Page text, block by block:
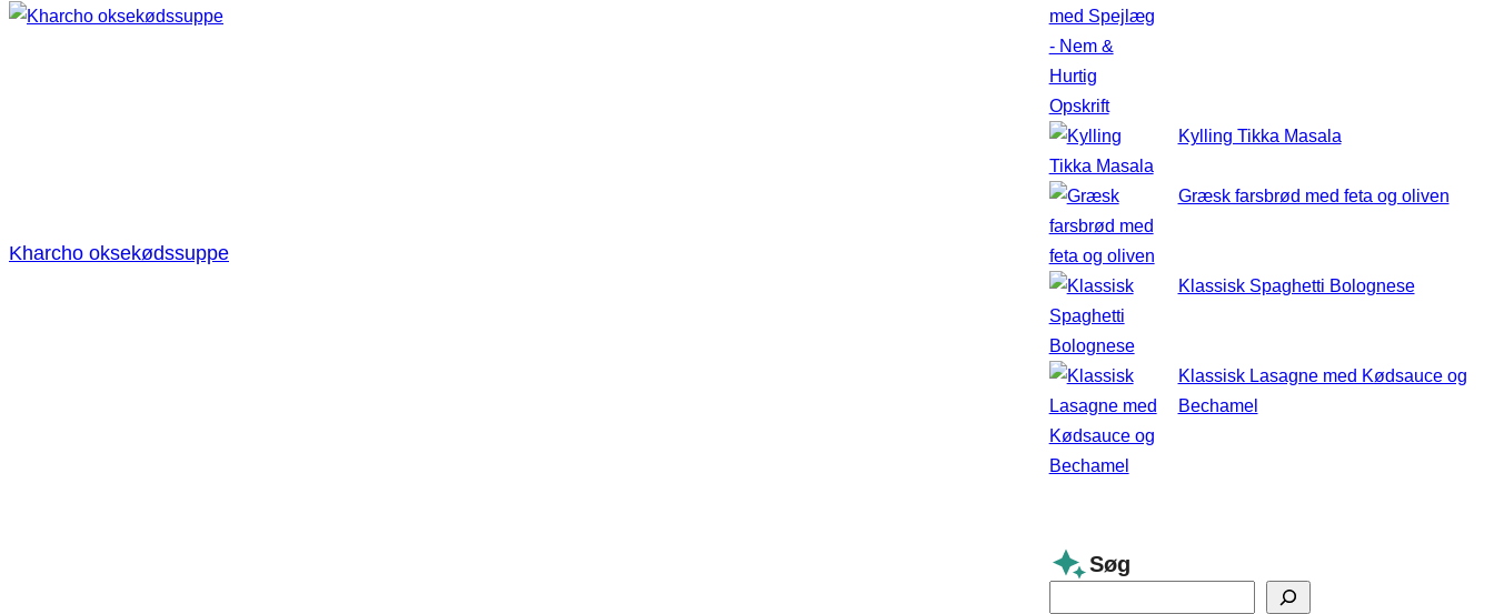
Kharcho oksekødssuppe
Kylling Tikka Masala
Græsk farsbrød med feta og oliven
Klassisk Spaghetti Bolognese
Klassisk Lasagne med Kødsauce og
Bechamel
Søg